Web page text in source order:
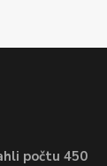
počtu 450